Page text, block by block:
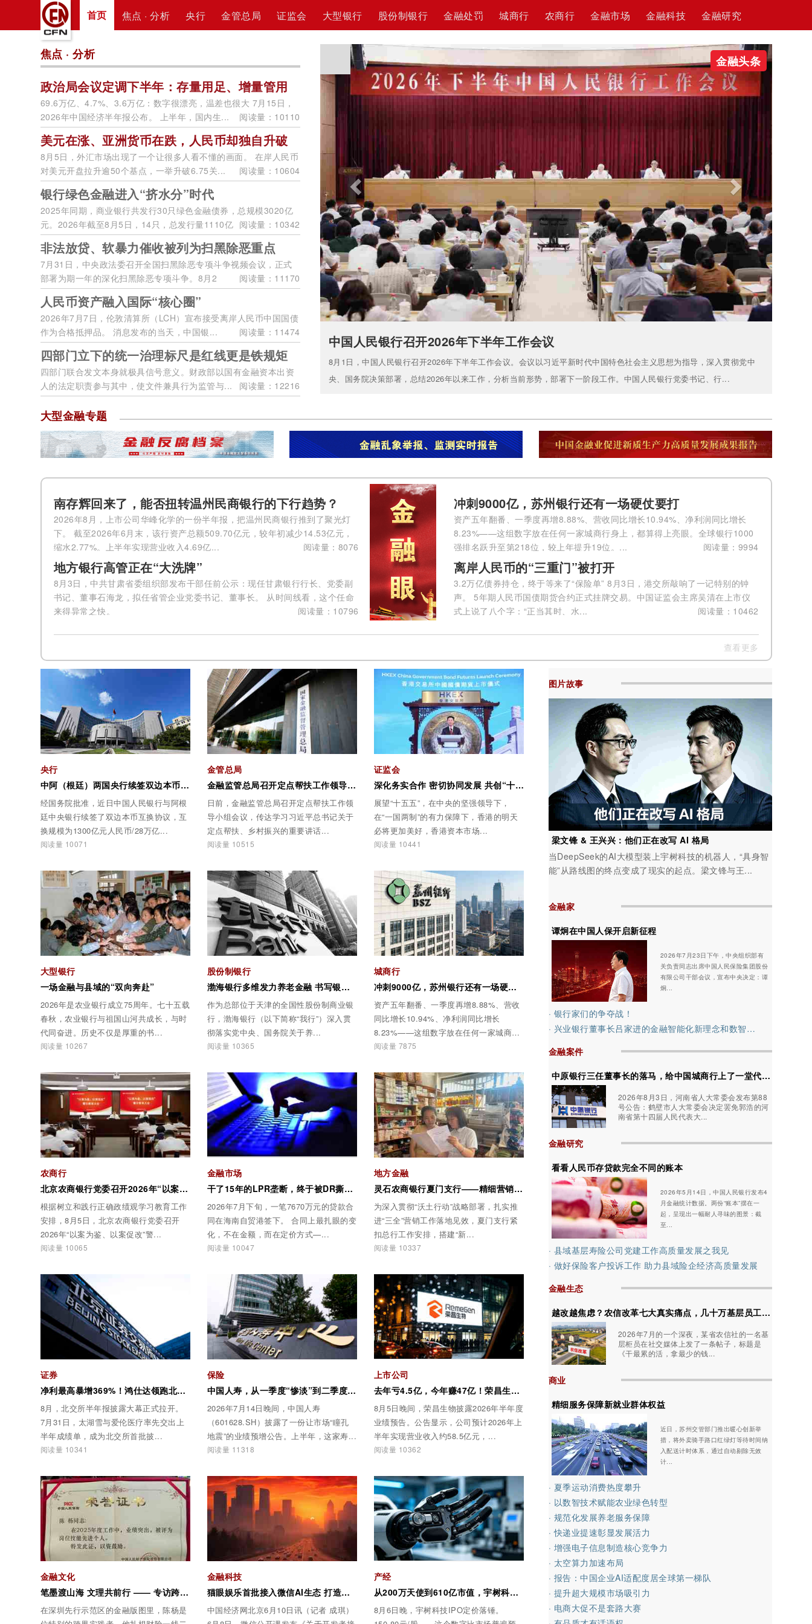
首页 焦点 · 分析 央行 金管总局 证监会 大型银行 股份制银行 金融处罚 城商行 农商行 金融市场 金融科技 金融研究
焦点 · 分析
政治局会议定调下半年：存量用足、增量管用
阅读量：10110
69.6万亿、4.7%、3.6万亿：数字很漂亮，温差也很大 7月15日，
2026年中国经济半年报公布。 上半年，国内生...
美元在涨、亚洲货币在跌，人民币却独自升破
阅读量：10604
8月5日，外汇市场出现了一个让很多人看不懂的画面。 在岸人民币
对美元开盘拉升逾50个基点，一举升破6.75关...
银行绿色金融进入“挤水分”时代
阅读量：10342
2025年同期，商业银行共发行30只绿色金融债券，总规模3020亿
元。2026年截至8月5日，14只，总发行量1110亿
元...
非法放贷、软暴力催收被列为扫黑除恶重点
阅读量：11170
7月31日，中央政法委召开全国扫黑除恶专项斗争视频会议，正式
部署为期一年的深化扫黑除恶专项斗争。8月2
日，...
人民币资产融入国际“核心圈”
阅读量：11474
2026年7月7日，伦敦清算所（LCH）宣布接受离岸人民币中国国债
作为合格抵押品。 消息发布的当天，中国银...
四部门立下的统一治理标尺是红线更是铁规矩
阅读量：12216
四部门联合发文本身就极具信号意义。财政部以国有金融资本出资
人的法定职责参与其中，使文件兼具行为监管与...
金融头条
中国人民银行召开2026年下半年工作会议
8月1日，中国人民银行召开2026年下半年工作会议。会议以习近平新时代中国特色社会主义思想为指导，深入贯彻党中
央、国务院决策部署，总结2026年以来工作，分析当前形势，部署下一阶段工作。中国人民银行党委书记、行...
Previous Next
大型金融专题
南存辉回来了，能否扭转温州民商银行的下行趋势？
2026年8月，上市公司华峰化学的一份半年报，把温州民商银行推到了聚光灯
下。 截至2026年6月末，该行资产总额509.70亿元，较年初减少14.53亿元，
缩水2.77%。上半年实现营业收入4.69亿...
阅读量：8076
冲刺9000亿，苏州银行还有一场硬仗要打
资产五年翻番、一季度再增8.88%、营收同比增长10.94%、净利润同比增长
8.23%——这组数字放在任何一家城商行身上，都算得上亮眼。全球银行1000
强排名跃升至第218位，较上年提升19位。...
阅读量：9994
地方银行高管正在“大洗牌”
8月3日，中共甘肃省委组织部发布干部任前公示：现任甘肃银行行长、党委副
书记、董事石海龙，拟任省管企业党委书记、董事长。 从时间线看，这个任命
来得异常之快。
阅读量：10796
离岸人民币的“三重门”被打开
3.2万亿债券持仓，终于等来了“保险单” 8月3日，港交所敲响了一记特别的钟
声。 5年期人民币国债期货合约正式挂牌交易。中国证监会主席吴清在上市仪
式上说了八个字：“正当其时、水...
阅读量：10462
查看更多
央行
中阿（根廷）两国央行续签双边本币互换协议
经国务院批准，近日中国人民银行与阿根
廷中央银行续签了双边本币互换协议，互
换规模为1300亿元人民币/28万亿...
阅读量 10071
金管总局
金融监管总局召开定点帮扶工作领导小组会议
日前，金融监管总局召开定点帮扶工作领
导小组会议，传达学习习近平总书记关于
定点帮扶、乡村振兴的重要讲话...
阅读量 10515
证监会
深化务实合作 密切协同发展 共创“十五五”资本市场高水平开放新局面——吴清主席在香港推出人民币国债期货上市仪式上的致辞
展望“十五五”，在中央的坚强领导下，
在“一国两制”的有力保障下，香港的明天
必将更加美好，香港资本市场...
阅读量 10441
大型银行
一场金融与县域的“双向奔赴”
2026年是农业银行成立75周年。七十五载
春秋，农业银行与祖国山河共成长，与时
代同奋进。历史不仅是厚重的书...
阅读量 10267
股份制银行
渤海银行多维发力养老金融 书写银发经济服务新答卷
作为总部位于天津的全国性股份制商业银
行，渤海银行（以下简称“我行”）深入贯
彻落实党中央、国务院关于养...
阅读量 10365
城商行
冲刺9000亿，苏州银行还有一场硬仗要打
资产五年翻番、一季度再增8.88%、营收
同比增长10.94%、净利润同比增长
8.23%——这组数字放在任何一家城商
行...
阅读量 7875
农商行
北京农商银行党委召开2026年“以案为鉴、以案促改”警示教育大会
根据树立和践行正确政绩观学习教育工作
安排，8月5日，北京农商银行党委召开
2026年“以案为鉴、以案促改”警...
阅读量 10065
金融市场
干了15年的LPR垄断，终于被DR撕开了一道口子
2026年7月下旬，一笔7670万元的贷款合
同在海南自贸港签下。 合同上最扎眼的变
化，不在金额，而在定价方式—...
阅读量 10047
地方金融
灵石农商银行夏门支行——精细营销促攻坚，深耕客户提质效
为深入贯彻“沃土行动”战略部署，扎实推
进“三全”营销工作落地见效，夏门支行紧
扣总行工作安排，搭建“新...
阅读量 10337
证券
净利最高暴增369%！鸿仕达领跑北交所半年报，半导体设备赛道有多猛？
8月，北交所半年报披露大幕正式拉开。
7月31日，太湖雪与爱伦医疗率先交出上
半年成绩单，成为北交所首批披...
阅读量 10341
保险
中国人寿，从一季度“惨淡”到二季度“封神”
2026年7月14日晚间，中国人寿
（601628.SH）披露了一份让市场“瞳孔
地震”的业绩预增公告。上半年，这家寿...
阅读量 11318
上市公司
去年亏4.5亿，今年赚47亿！荣昌生物半年报，把创新药赛道看傻了
8月5日晚间，荣昌生物披露2026年半年度
业绩预告。公告显示，公司预计2026年上
半年实现营业收入约58.5亿元，...
阅读量 10362
金融文化
笔墨渡山海 文理共前行 —— 专访跨界金融作家、财险一线从业者陈杨
在深圳先行示范区的金融版图里，陈杨是
金融科技
猫眼娱乐首批接入微信AI生态 打造智能化票务新体验
中国经济网北京6月10日讯（记者 成琪）
产经
从200万天使到610亿市值，宇树科技IPO：一个9年的资本神话
8月6日晚，宇树科技IPO定价落锤。
图片故事
梁文锋 & 王兴兴：他们正在改写 AI 格局
当DeepSeek的AI大模型装上宇树科技的机器人，“具身智
能”从路线图的终点变成了现实的起点。梁文锋与王...
金融家
谭炯在中国人保开启新征程
2026年7月23日下午，中央组织部有
关负责同志出席中国人民保险集团股份
有限公司干部会议，宣布中央决定：谭
炯...
· 银行家们的争夺战！
· 兴业银行董事长吕家进的金融智能化新理念和数智化转型新蓝图
金融案件
中原银行三任董事长的落马，给中国城商行上了一堂代价高昂的治理课
2026年8月3日，河南省人大常委会发布第88
号公告：鹤壁市人大常委会决定罢免郭浩的河
南省第十四届人民代表大...
金融研究
看看人民币存贷款完全不同的账本
2026年5月14日，中国人民银行发布4
月金融统计数据。两份“账本”摆在一
起，呈现出一幅耐人寻味的图景：截
至...
· 县域基层寿险公司党建工作高质量发展之我见
· 做好保险客户投诉工作 助力县域险企经济高质量发展
金融生态
越改越焦虑？农信改革七大真实痛点，几十万基层员工的集体共鸣
2026年7月的一个深夜，某省农信社的一名基
层柜员在社交媒体上发了一条帖子，标题是
《干最累的活，拿最少的钱...
商业
精细服务保障新就业群体权益
近日，苏州交管部门推出暖心创新举
措，将外卖骑手路口红绿灯等待时间纳
入配送计时体系，通过自动剔除无效
计...
· 夏季运动消费热度攀升
· 以数智技术赋能农业绿色转型
· 规范化发展养老服务保障
· 快递业提速彰显发展活力
· 增强电子信息制造核心竞争力
· 太空算力加速布局
· 报告：中国企业AI适配度居全球第一梯队
· 提升超大规模市场吸引力
· 电商大促不是套路大赛